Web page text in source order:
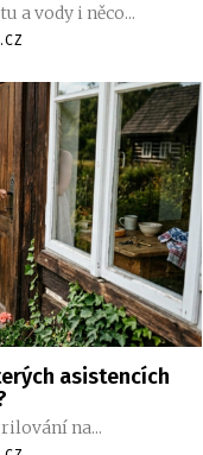
a vody i něco...
asistencích
na...